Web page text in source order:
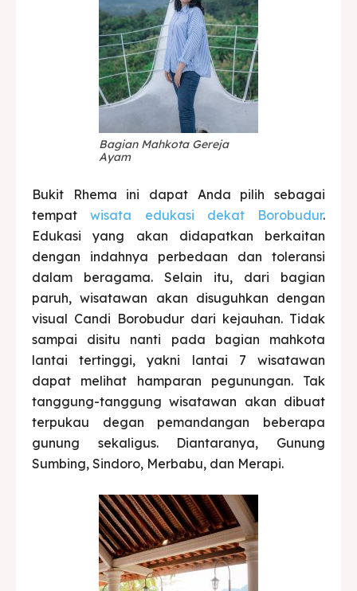
Bagian Mahkota Gereja
Ayam
Bukit Rhema ini dapat Anda pilih sebagai
tempatwisata edukasi dekat Borobudur.
Edukasi yang akan didapatkan berkaitan
dengan indahnya perbedaan dan toleransi
dalam beragama. Selain itu, dari bagian
paruh, wisatawan akan disuguhkan dengan
visual Candi Borobudur dari kejauhan. Tidak
sampai disitu nanti pada bagian mahkota
lantai tertinggi, yakni lantai 7 wisatawan
dapat melihat hamparan pegunungan. Tak
tanggung-tanggung wisatawan akan dibuat
terpukau degan pemandangan beberapa
gunung sekaligus. Diantaranya, Gunung
Sumbing, Sindoro, Merbabu, dan Merapi.